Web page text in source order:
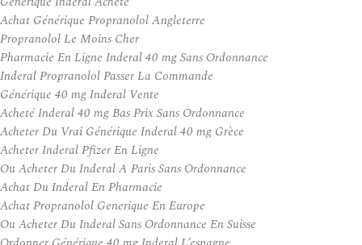
Achat Générique Propranolol Angleterre
Propranolol Le Moins Cher
Pharmacie En Ligne Inderal 40 mg Sans Ordonnance
Inderal Propranolol Passer La Commande
Générique 40 mg Inderal Vente
Acheté Inderal 40 mg Bas Prix Sans Ordonnance
Acheter Du Vrai Générique Inderal 40 mg Grèce
Acheter Inderal Pfizer En Ligne
Ou Acheter Du Inderal A Paris Sans Ordonnance
Achat Du Inderal En Pharmacie
Achat Propranolol Generique En Europe
Ou Acheter Du Inderal Sans Ordonnance En Suisse